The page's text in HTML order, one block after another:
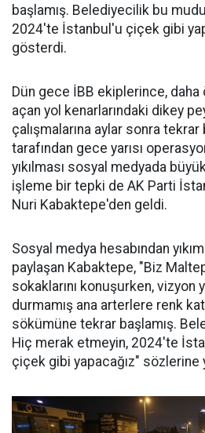
başlamış. Belediyecilik bu
2024'te İstanbul'u çiçek gibi
gösterdi.
Dün gece İBB ekiplerince, daha
açan yol kenarlarındaki dikey
çalışmalarına aylar sonra
tarafından gece yarısı
yıkılması sosyal medyada
işleme bir tepki de AK Parti
Nuri Kabaktepe'den geldi.
Sosyal medya hesabından
paylaşan Kabaktepe, "Biz
sokaklarını konuşurken, vizyon
durmamış ana arterlere renk
sökümüne tekrar başlamış.
Hiç merak etmeyin, 2024'te
çiçek gibi yapacağız" sözlerine